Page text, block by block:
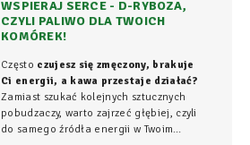
WSPIERAJ SERCE - D-RYBOZA,
CZYLI PALIWO DLA TWOICH
KOMÓREK!
Często czujesz się zmęczony, brakuje
Ci energii, a kawa przestaje działać?
Zamiast szukać kolejnych sztucznych
pobudzaczy, warto zajrzeć głębiej, czyli
do samego źródła energii w Twoim